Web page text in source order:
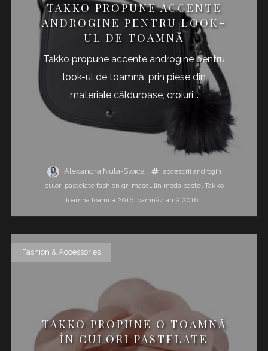
TAKKO PROPUNE ACCENTE
ANDROGINE PENTRU LOOK-
UL DE TOAMNĂ
Takko propune accente androgine pentru
look-ul de toamnă, prin piese din
materiale călduroase, croiuri...
Alexandra Nuta-Stoica accesorii androgin
culori pastelate fashion gri masculin moda pastel Takko
toamna toamna 2016 toamnă/iarnă 2016
Fashion & Accessories
TAKKO PROPUNE O TOAMNĂ
ÎN CULORI PASTELATE